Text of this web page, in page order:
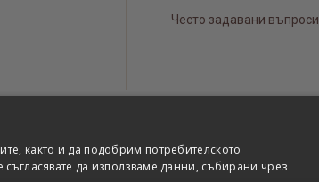
Често задавани въпроси
както и да подобрим потребителското
да използваме данни, събирани чрез